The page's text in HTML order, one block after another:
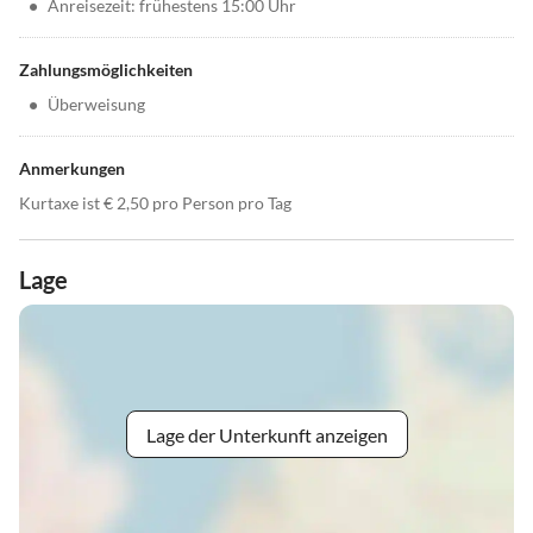
• Anreisezeit: frühestens 15:00 Uhr
Zahlungsmöglichkeiten
• Überweisung
Anmerkungen
Kurtaxe ist € 2,50 pro Person pro Tag
Lage
Lage der Unterkunft anzeigen